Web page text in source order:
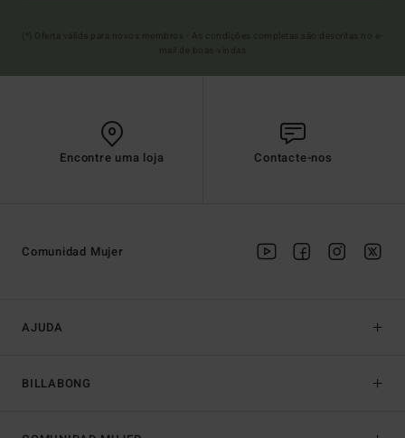
Encontre uma loja Contacte-nos
AJUDA
BILLABONG
Comunidad Mujer